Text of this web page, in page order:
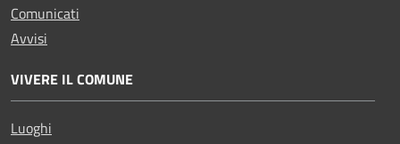
Comunicati
Avvisi
VIVERE IL COMUNE
Luoghi